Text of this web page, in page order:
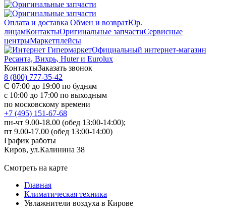
Оплата и доставка Обмен и возвратЮр.
лицамКонтактыОригинальные запчастиСервисные
центрыМаркетплейсы
Официальный интернет-магазин
Ресанта, Вихрь, Huter и Eurolux
КонтактыЗаказать звонок
8 (800) 777-35-42
С 07:00 до 19:00 по будням
с 10:00 до 17:00 по выходным
по московскому времени
+7 (495) 151-67-68
пн-чт 9.00-18.00 (обед 13:00-14:00);
пт 9.00-17.00 (обед 13:00-14:00)
График работы
Киров, ул.Калинина 38
Смотреть на карте
Главная
Климатическая техника
Увлажнители воздуха в Кирове